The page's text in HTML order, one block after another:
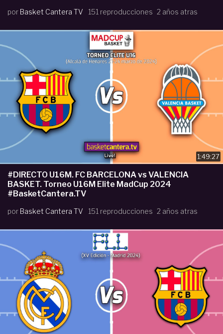
por Basket Cantera TV 151 reproducciones 2 años atras
1:49:27
#DIRECTO U16M. FC BARCELONA vs VALENCIA
BASKET. Torneo U16M Elite MadCup 2024
#BasketCantera.TV
por Basket Cantera TV 151 reproducciones 2 años atras